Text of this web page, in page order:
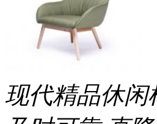
现代精品休闲